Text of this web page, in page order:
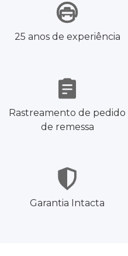
25 anos de experiência
Rastreamento de pedido
de remessa
Garantia Intacta